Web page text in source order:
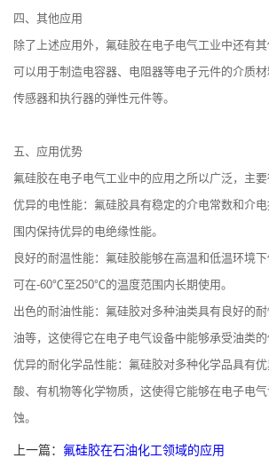
四、其他应用
除了上述应用外，氟硅胶在电子电气工业中还有
可以用于制造电容器、电阻器等电子元件的介质
传感器和执行器的弹性元件等。
五、应用优势
氟硅胶在电子电气工业中的应用之所以广泛，主要
优异的电性能：氟硅胶具有稳定的介电常数和介
围内保持优异的电绝缘性能。
良好的耐温性能：氟硅胶能够在高温和低温环境
可在-60℃至250℃的温度范围内长期使用。
出色的耐油性能：氟硅胶对多种油类具有良好的
油等，这使得它在电子电气设备中能够承受油类的
优异的耐化学品性能：氟硅胶对多种化学品具有
酸、有机物等化学物质，这使得它能够在电子电
蚀。
上一篇： 氟硅胶在石油化工领域的应用